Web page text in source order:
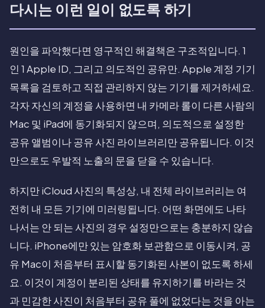
다시는 이런 일이 없도록 하기
원인을 파악했다면 영구적인 해결책은 구조적입니다. 1
인 1 Apple ID, 그리고 의도적인 공유만. Apple 계정 기기
목록을 검토하고 직접 관리하지 않는 기기를 제거하세요.
각자 자신의 계정을 사용하면 내 카메라 롤이 다른 사람의
Mac 및 iPad에 동기화되지 않으며, 의도적으로 설정한
공유 앨범이나 공유 사진 라이브러리만 공유됩니다. 이것
만으로도 우발적 노출의 문을 닫을 수 있습니다.
하지만 iCloud 사진의 특성상, 내 전체 라이브러리는 여
전히 내 모든 기기에 미러링됩니다. 어떤 화면에도 나타
나서는 안 되는 사진의 경우 설정만으로는 충분하지 않습
니다. iPhone에만 있는 암호화 보관함으로 이동시켜, 공
유 Mac이 처음부터 표시할 동기화된 사본이 없도록 하세
요. 이것이 계정이 분리된 상태를 유지하기를 바라는 것
과 민감한 사진이 처음부터 공유 풀에 없었다는 것을 아는